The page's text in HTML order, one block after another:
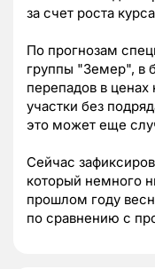
за счет роста
По прогнозам
группы "Земер", в
перепадов в
участки без
это может еще
Сейчас
который немного
прошлом году
по сравнению с